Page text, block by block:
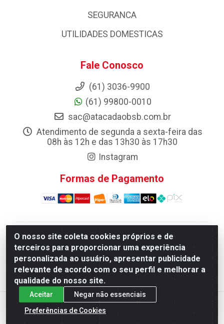
O nosso site coleta cookies próprios e de
terceiros para proporcionar uma experiência
personalizada ao usuário, apresentar publicidade
relevante de acordo com o seu perfil e melhorar a
qualidade do nosso site.
Aceitar
Negar não essenciais
Preferências de Cookies
SEGURANCA
UTILIDADES DOMESTICAS
Fale Conosco
(61) 3036-9900
(61) 99800-0010
sac@atacadaobsb.com.br
Atendimento de segunda a sexta-feira das
08h às 12h e das 13h30 às 17h30
Instagram
Formas de Pagamento
Atacadao da Limpeza F. Pereira Queiroz Comercio e
Distribuicao LTDA - Quadra Qi 10 Lotes 39 e, 41 - Setor
Industrial (Taguatinga), Brasília/DF - CEP 72.135-100 -
CNPJ 13.184.675/0001-80